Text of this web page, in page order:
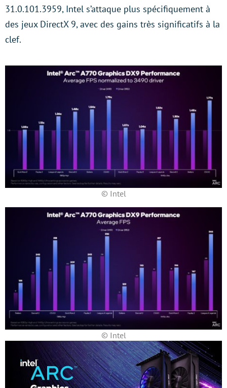
31.0.101.3959, Intel s’attaque plus spécifiquement à
des jeux DirectX 9, avec des gains très significatifs à la
clef.
© Intel
© Intel